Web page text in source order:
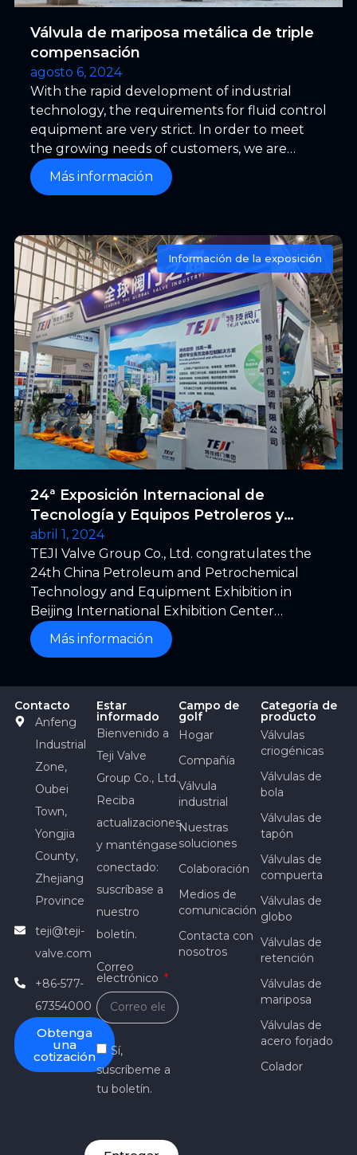
Válvula de mariposa metálica de triple
compensación
agosto 6, 2024
With the rapid development of industrial
technology, the requirements for fluid control
equipment are very strict. In order to meet
the growing needs of customers, we are
honored to recommend the product
developed and manufactured by our
Más información
Información de la exposición
24ª Exposición Internacional de
Tecnología y Equipos Petroleros y
Petroquímicos de China
abril 1, 2024
TEJI Valve Group Co., Ltd. congratulates the
24th China Petroleum and Petrochemical
Technology and Equipment Exhibition in
Beijing International Exhibition Center
successfully concluded.
Más información
Contacto
Anfeng
Industrial
Zone,
Oubei
Town,
Yongjia
County,
Zhejiang
Province
teji@teji-
valve.com
+86-577-
67354000
Obtenga
una
cotización
Estar
informado
Bienvenido a
Teji Valve
Group Co., Ltd.
Reciba
actualizaciones
y manténgase
conectado:
suscríbase a
nuestro
boletín.
Correo
electrónico
Sí,
suscríbeme a
tu boletín.
Campo de
golf
Hogar
Compañía
Válvula
industrial
Nuestras
soluciones
Colaboración
Medios de
comunicación
Contacta con
nosotros
Categoría de
producto
Válvulas
criogénicas
Válvulas de
bola
Válvulas de
tapón
Válvulas de
compuerta
Válvulas de
globo
Válvulas de
retención
Válvulas de
mariposa
Válvulas de
acero forjado
Colador